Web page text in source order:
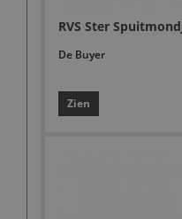
RVS Ster
De Buyer
Zien